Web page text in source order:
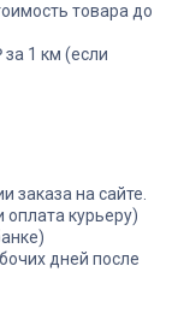
товара до
за 1 км (если
заказа на сайте.
курьеру)
дней после